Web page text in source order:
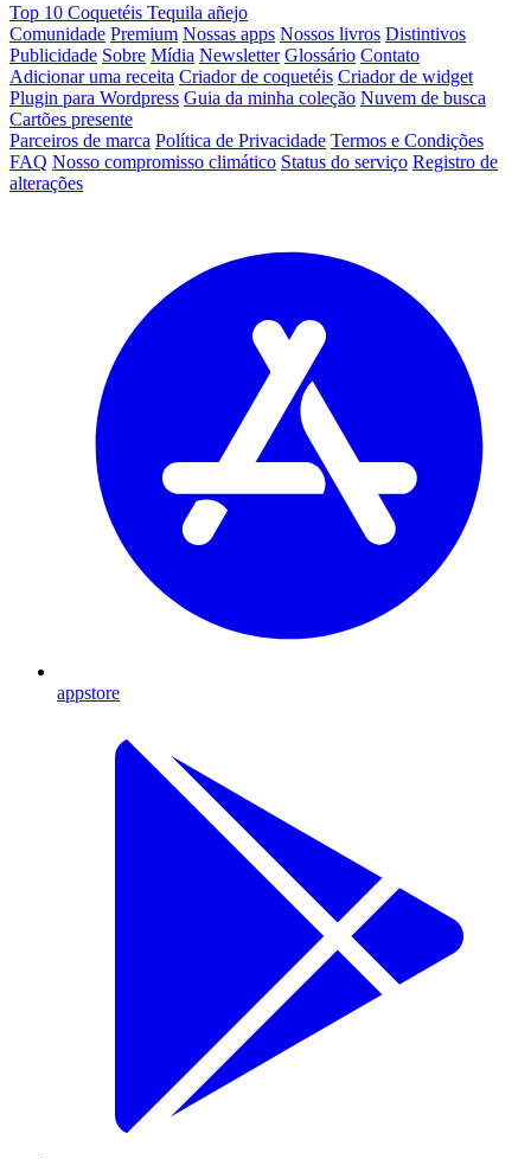
Top 10 Coquetéis Tequila añejo
Comunidade Premium Nossas apps Nossos livros Distintivos
Publicidade Sobre Mídia Newsletter Glossário Contato
Adicionar uma receita Criador de coquetéis Criador de widget
Plugin para Wordpress Guia da minha coleção Nuvem de busca
Cartões presente
Parceiros de marca Política de Privacidade Termos e Condições
FAQ Nosso compromisso climático Status do serviço Registro de
alterações
appstore